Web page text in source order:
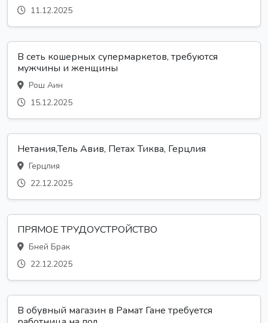
11.12.2025
В сеть кошерных супермаркетов, требуются
мужчины и женщины
Рош Аин
15.12.2025
Нетания,Тель Авив, Петах Тиква, Герцлия
Герцлия
22.12.2025
ПРЯМОЕ ТРУДОУСТРОЙСТВО
Бней Брак
22.12.2025
В обувный магазин в Рамат Гане требуется